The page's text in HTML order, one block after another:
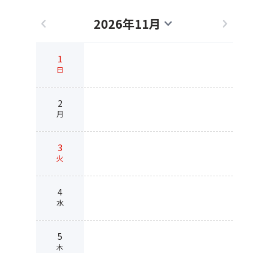
chevron_left 2026年11月 expand_more chevron_right
1
日
2
月
3
火
4
水
5
木